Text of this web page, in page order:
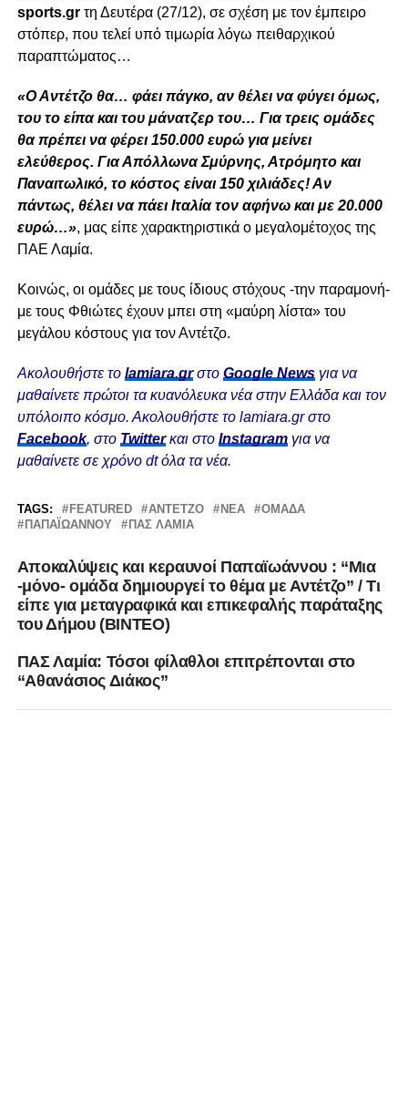
sports.grτη Δευτέρα (27/12), σε σχέση με τον έμπειρο
στόπερ, που τελεί υπό τιμωρία λόγω πειθαρχικού
παραπτώματος…
«Ο Αντέτζο θα… φάει πάγκο, αν θέλει να φύγει όμως,
του το είπα και του μάνατζερ του… Για τρεις ομάδες
θα πρέπει να φέρει 150.000 ευρώ για μείνει
ελεύθερος. Για Απόλλωνα Σμύρνης, Ατρόμητο και
Παναιτωλικό, το κόστος είναι 150 χιλιάδες! Αν
πάντως, θέλει να πάει Ιταλία τον αφήνω και με 20.000
ευρώ…», μας είπε χαρακτηριστικά ο μεγαλομέτοχος της
ΠΑΕ Λαμία.
Κοινώς, οι ομάδες με τους ίδιους στόχους -την παραμονή-
με τους Φθιώτες έχουν μπει στη «μαύρη λίστα» του
μεγάλου κόστους για τον Αντέτζο.
Ακολουθήστε το lamiara.grστο Google Newsγια να
μαθαίνετε πρώτοι τα κυανόλευκα νέα στην Ελλάδα και τον
υπόλοιπο κόσμο. Ακολουθήστε το lamiara.gr στο
Facebook, στο Twitterκαι στο Instagram για να
μαθαίνετε σε χρόνο dt όλα τα νέα.
TAGS: FEATURED ΑΝΤΈΤΖΟ ΝΈΑ
ΟΜΆΔΑ
ΠΑΠΑΪΩΑΝΝΟΥ
ΠΑΣ ΛΑΜΙΑ
Αποκαλύψεις και κεραυνοί Παπαϊωάννου : “Μια
-μόνο- ομάδα δημιουργεί το θέμα με Αντέτζο” / Τι
είπε για μεταγραφικά και επικεφαλής παράταξης
του Δήμου (ΒΙΝΤΕΟ)
ΠΑΣ Λαμία: Τόσοι φίλαθλοι επιτρέπονται στο
“Αθανάσιος Διάκος”